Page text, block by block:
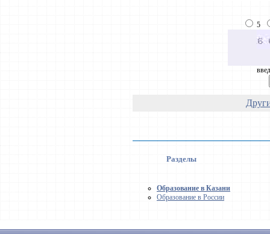
5
Разделы
Образование в Казани
Образование в России